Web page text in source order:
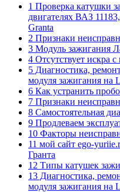
1 Проверка катушки
двигателях ВАЗ
Granta
2 Признаки
3 Модуль зажигания
4 Отсутствует искра
5 Диагностика,
модуля зажигания на
6 Как устранить
7 Признаки
8 Самостоятельная
9 Продлеваем
10 Факторы
11 мой сайт ego-
Гранта
12 Типы катушек
13 Диагностика,
модуля зажигания на